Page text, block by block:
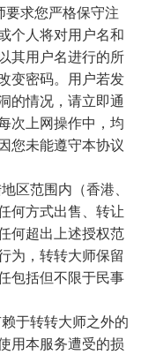
要求您严格保守注
个人将对用户名和
其用户名进行的所
变密码。用户若发
的情况，请立即通
次上网操作中，均
您未能遵守本协议
区范围内（香港、
何方式出售、转让
何超出上述授权范
为，转转大师保留
包括但不限于民事
于转转大师之外的
用本服务遭受的损